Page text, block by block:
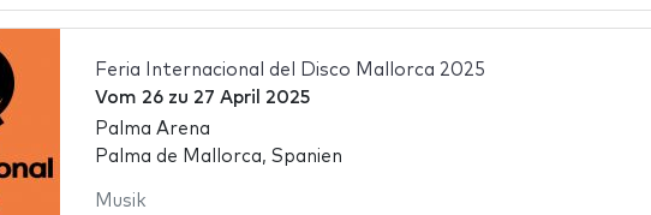
Feria Internacional del Disco Mallorca 2025
Vom 26zu 27 April 2025
Palma Arena
Palma de Mallorca, Spanien
Musik